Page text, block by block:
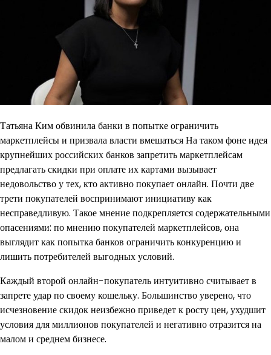
Татьяна Ким обвинила банки в попытке ограничить
маркетплейсы и призвала власти вмешаться На таком фоне идея
крупнейших российских банков запретить маркетплейсам
предлагать скидки при оплате их картами вызывает
недовольство у тех, кто активно покупает онлайн. Почти две
трети покупателей воспринимают инициативу как
несправедливую. Такое мнение подкрепляется содержательными
опасениями: по мнению покупателей маркетплейсов, она
выглядит как попытка банков ограничить конкуренцию и
лишить потребителей выгодных условий.
Каждый второй онлайн-покупатель интуитивно считывает в
запрете удар по своему кошельку. Большинство уверено, что
исчезновение скидок неизбежно приведет к росту цен, ухудшит
условия для миллионов покупателей и негативно отразится на
малом и среднем бизнесе.